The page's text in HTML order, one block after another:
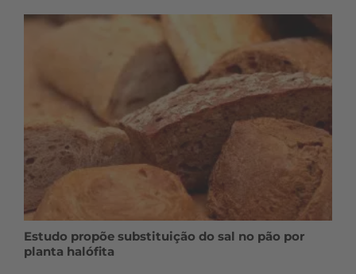
Estudo propõe substituição do sal no pão por
planta halófita